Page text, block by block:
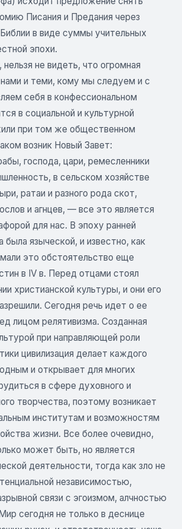
Писания и Предания через
в виде суммы учительных
эпохи.
не видеть, что огромная
и теми, кому мы следуем и с
себя в конфессиональном
в социальной и культурной
при том же общественном
возник Новый Завет:
господа, цари, ремесленники
в сельском хозяйстве
ратаи и разного рода скот,
и агнцев, — все это является
для нас. В эпоху ранней
была языческой, и известно, как
это обстоятельство еще
в IV в. Перед отцами стоял
христианской культуры, и они его
Сегодня речь идет о ее
лицом релятивизма. Созданная
при направляющей роли
цивилизация делает каждого
и открывает для многих
в сфере духовного и
творчества, поэтому возникает
институтам и возможностям
жизни. Все более очевидно,
может быть, но является
деятельности, тогда как зло не
независимостью,
связи с эгоизмом, алчностью
сегодня не только в деснице